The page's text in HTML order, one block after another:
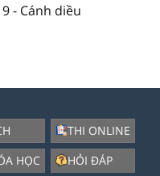
- Cánh diều
HỌC
THI ONLINE
HỎI ĐÁP